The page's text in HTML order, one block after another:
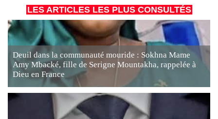
LES ARTICLES LES PLUS CONSULTÉS
Deuil dans la communauté mouride : Sokhna Mame
Amy Mbacké, fille de Serigne Mountakha, rappelée à
Dieu en France